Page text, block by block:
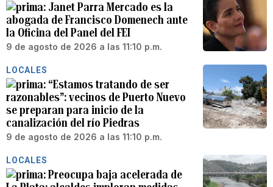
Janet Parra Mercado es la
abogada de Francisco Domenech ante
la Oficina del Panel del FEI
9 de agosto de 2026 a las 11:10 p.m.
LOCALES
“Estamos tratando de ser
razonables”: vecinos de Puerto Nuevo
se preparan para inicio de la
canalización del río Piedras
9 de agosto de 2026 a las 11:10 p.m.
LOCALES
Preocupa baja acelerada de